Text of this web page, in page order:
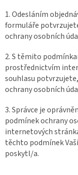
1. Odesláním
formuláře
ochrany osobních
2. S těmito
prostřednictvím
souhlasu
ochrany osobních
3. Správce je
podmínek ochrany
internetových
těchto podmínek
poskytl/a.